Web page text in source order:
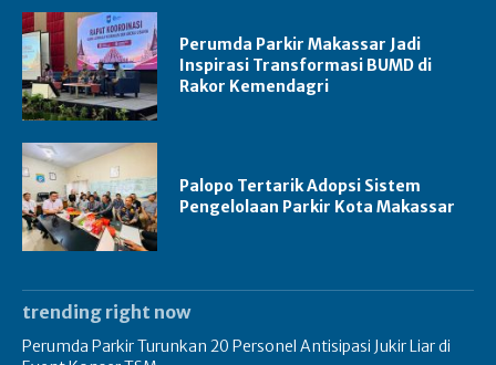
Perumda Parkir Makassar Jadi
Inspirasi Transformasi BUMD di
Rakor Kemendagri
Palopo Tertarik Adopsi Sistem
Pengelolaan Parkir Kota Makassar
trending right now
Perumda Parkir Turunkan 20 Personel Antisipasi Jukir Liar di